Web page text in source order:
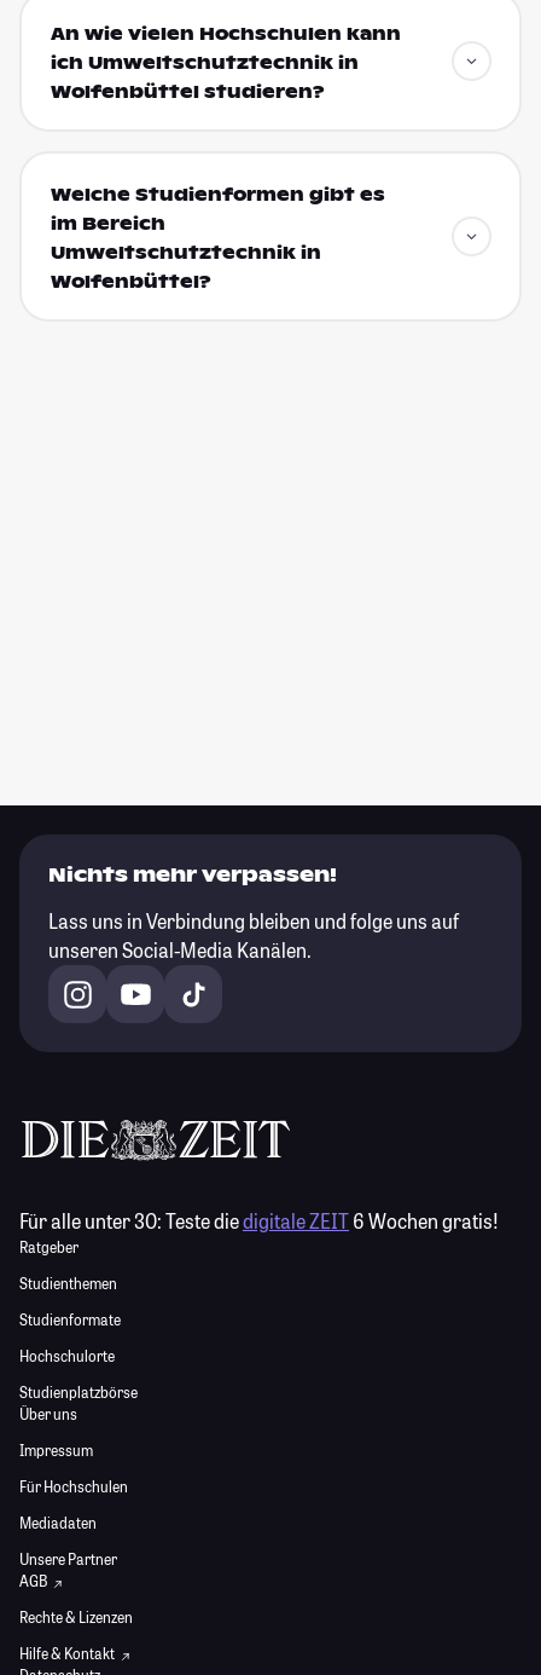
An wie vielen Hochschulen kann
ich Umweltschutztechnik in
Wolfenbüttel studieren?
Welche Studienformen gibt es
im Bereich
Umweltschutztechnik in
Wolfenbüttel?
Nichts mehr verpassen!
Lass uns in Verbindung bleiben und folge uns auf
unseren Social-Media Kanälen.
Für alle unter 30:Teste diedigitale ZEIT6 Wochen gratis!
Ratgeber
Studienthemen
Studienformate
Hochschulorte
Studienplatzbörse
Über uns
Impressum
Für Hochschulen
Mediadaten
Unsere Partner
AGB
Rechte & Lizenzen
Hilfe & Kontakt